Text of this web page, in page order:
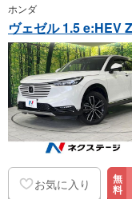
ホンダ
ヴェゼル 1.5 e:HEV Z
お気に入り 無
料